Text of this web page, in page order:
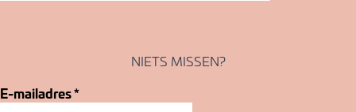
NIETS MISSEN?
E-mailadres*